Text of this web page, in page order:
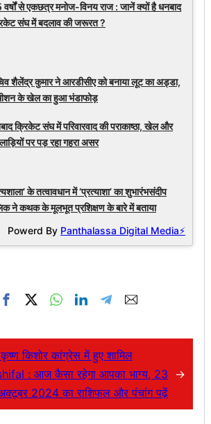
से एकछत्र मनोज-विनय राज : जानें क्यों है धनबाद
संघ में बदलाव की जरूरत ?
शैलेंद्र कुमार ने आरडीसीए को बनाया लूट का अड्डा,
के खेल का हुआ भंडाफोड़
क्रिकेट संघ में परिवारवाद की पराकाष्ठा, खेल और
पर पड़ रहा गहरा असर
के तत्वावधान में ‘प्रत्याशा’ का शुभारंभसंदीप
ने कथक के मूलभूत प्रशिक्षण के बारे में बताया
Powerd By Panthalassa Digital Media⚡
कृष्ण किशोर कांग्रेस में हुए शामिल
: आज कैसा रहेगा आपका भाग्य, 23
2024 का राशिफल और पंचांग पढ़ें
→